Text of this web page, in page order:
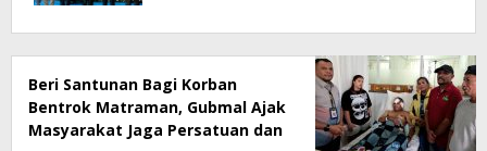
Beri Santunan Bagi Korban
Bentrok Matraman, Gubmal Ajak
Masyarakat Jaga Persatuan dan